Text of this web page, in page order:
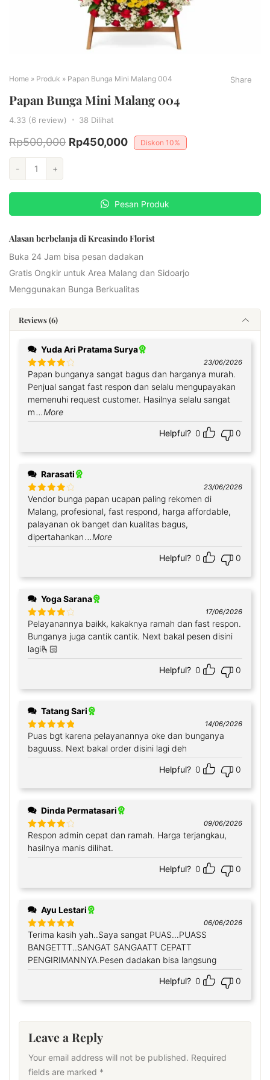
Home » Produk » Papan Bunga Mini Malang 004
Papan Bunga Mini Malang 004
4.33 (6 review) 38 Dilihat
Rp500,000 Rp450,000 Diskon 10%
- +
Pesan Produk
Alasan berbelanja di Kreasindo Florist
Buka 24 Jam bisa pesan dadakan
Gratis Ongkir untuk Area Malang dan Sidoarjo
Menggunakan Bunga Berkualitas
Share
Reviews (6)
Yuda Ari Pratama Surya
Rated 4
out of 5
23/06/2026
Papan bunganya sangat bagus dan harganya murah.
Penjual sangat fast respon dan selalu mengupayakan
memenuhi request customer. Hasilnya selalu sangat
m ...More
Helpful? 0 0
Rarasati
Rated4
out of 5
23/06/2026
Vendor bunga papan ucapan paling rekomen di
Malang, profesional, fast respond, harga affordable,
palayanan ok banget dan kualitas bagus,
dipertahankan ...More
Helpful? 0 0
Yoga Sarana
Rated4
out of 5
17/06/2026
Pelayanannya baikk, kakaknya ramah dan fast respon.
Bunganya juga cantik cantik. Next bakal pesen disini
lagi🫰🏻
Helpful? 0 0
Tatang Sari
Rated5out
of 5
14/06/2026
Puas bgt karena pelayanannya oke dan bunganya
baguuss. Next bakal order disini lagi deh
Helpful? 0 0
Dinda Permatasari
Rated4
out of 5
09/06/2026
Respon admin cepat dan ramah. Harga terjangkau,
hasilnya manis dilihat.
Helpful? 0 0
Ayu Lestari
Rated5 out
of 5
06/06/2026
Terima kasih yah..Saya sangat PUAS...PUASS
BANGETTT..SANGAT SANGAATT CEPATT
PENGIRIMANNYA.Pesen dadakan bisa langsung
Helpful? 0 0
Leave a Reply
Your email address will not be published. Required
fields are marked *